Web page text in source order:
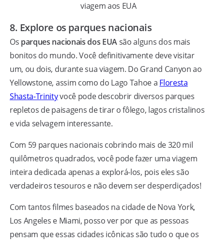
viagem aos EUA
8. Explore os parques nacionais
Os parques nacionais dos EUAsão alguns dos mais
bonitos do mundo. Você definitivamente deve visitar
um, ou dois, durante sua viagem. Do Grand Canyon ao
Yellowstone, assim como do Lago Tahoe a Floresta
Shasta-Trinityvocê pode descobrir diversos parques
repletos de paisagens de tirar o fôlego, lagos cristalinos
e vida selvagem interessante.
Com 59 parques nacionais cobrindo mais de 320 mil
quilômetros quadrados, você pode fazer uma viagem
inteira dedicada apenas a explorá-los, pois eles são
verdadeiros tesouros e não devem ser desperdiçados!
Com tantos filmes baseados na cidade de Nova York,
Los Angeles e Miami, posso ver por que as pessoas
pensam que essas cidades icônicas são tudo o que os